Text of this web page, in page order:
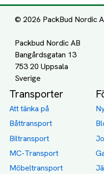
© 2026 PackBud Nordic
Packbud Nordic AB
Bangårdsgatan 13
753 20 Uppsala
Transporter
Att tänka på
Båttransport
Biltransport
MC-Transport
Möbeltransport